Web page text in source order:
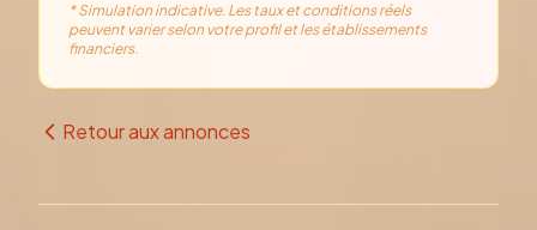
* Simulation indicative. Les taux et conditions réels
peuvent varier selon votre profil et les établissements
financiers.
Retour aux annonces